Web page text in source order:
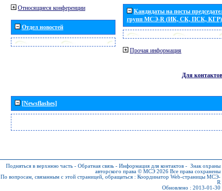
Относящиеся конференции
Отдел новостей
Кандидаты на посты
групп МСЭ-R (ИК, СК, ПСК, КГР)
Прочая информация
Для контактов
[Newsflashes]
Подняться в верхнюю часть - Обратная связь - Информация для контактов - Знак охраны
авторского права © МСЭ 2026 Все права сохранены
По вопросам, связанным с этой страницей, обращаться : Координатор Web-страницы МСЭ-
R
Обновлено : 2013-01-30